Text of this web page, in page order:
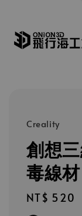
Creality
創想
毒線
Regular
NT$ 520